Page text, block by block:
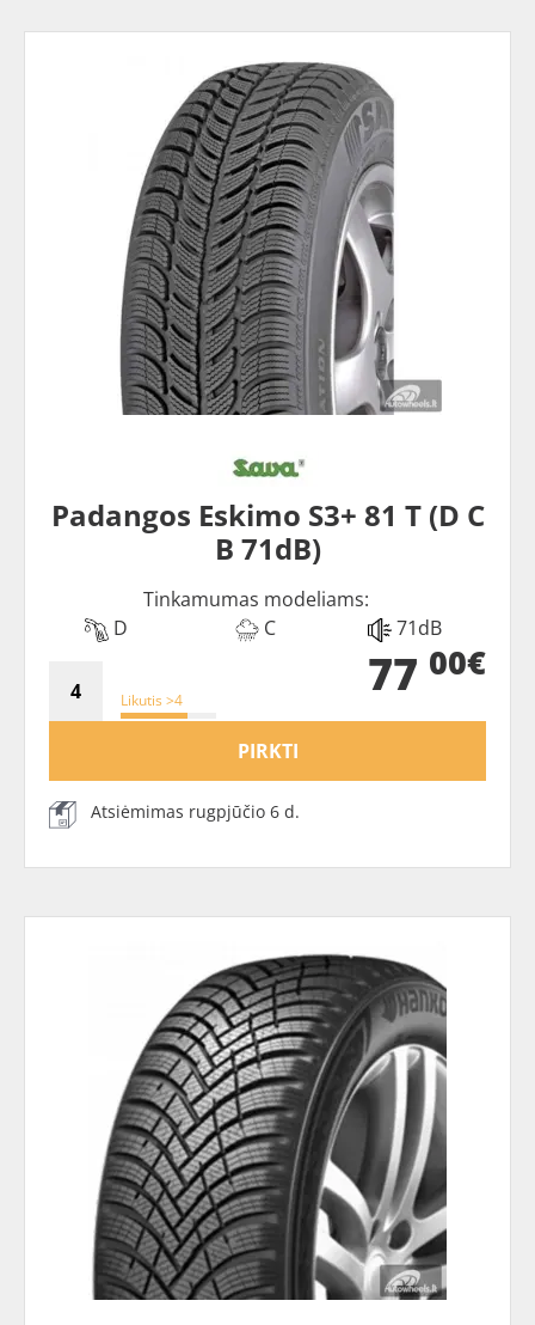
Padangos Eskimo S3+ 81 T (D C
B 71dB)
Tinkamumas modeliams:
D
C 71dB
Likutis >4 77 00€
PIRKTI
Atsiėmimas rugpjūčio 6 d.